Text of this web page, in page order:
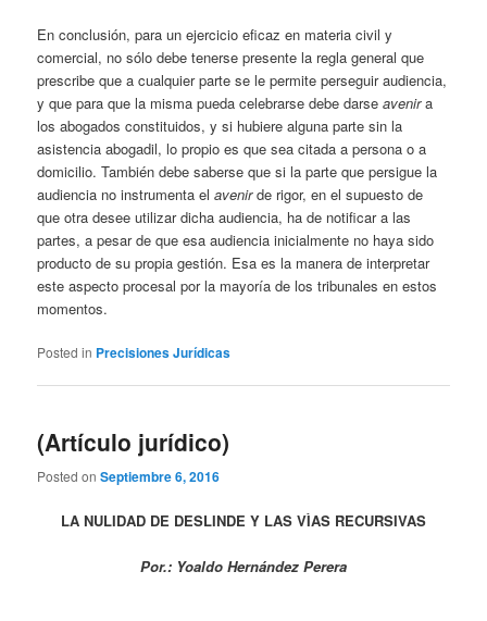
En conclusión, para un ejercicio eficaz en materia civil y
comercial, no sólo debe tenerse presente la regla general que
prescribe que a cualquier parte se le permite perseguir audiencia,
y que para que la misma pueda celebrarse debe darseavenira
los abogados constituidos, y si hubiere alguna parte sin la
asistencia abogadil, lo propio es que sea citada a persona o a
domicilio. También debe saberse que si la parte que persigue la
audiencia no instrumenta elavenirde rigor, en el supuesto de
que otra desee utilizar dicha audiencia, ha de notificar a las
partes, a pesar de que esa audiencia inicialmente no haya sido
producto de su propia gestión. Esa es la manera de interpretar
este aspecto procesal por la mayoría de los tribunales en estos
momentos.
Posted in Precisiones Jurídicas
(Artículo jurídico)
Posted onSeptiembre 6, 2016
LA NULIDAD DE DESLINDE Y LAS VÌAS RECURSIVAS
Por.: Yoaldo Hernández Perera